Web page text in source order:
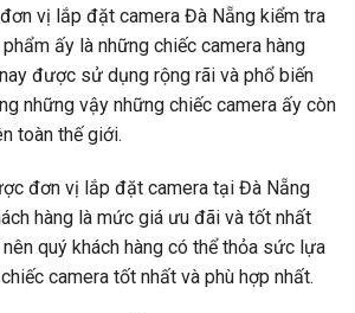
vị lắp đặt camera Đà Nẵng kiểm tra
ấy là những chiếc camera hàng
được sử dụng rộng rãi và phổ biến
những vậy những chiếc camera ấy còn
toàn thế giới.
đơn vị lắp đặt camera tại Đà Nẵng
hàng là mức giá ưu đãi và tốt nhất
quý khách hàng có thể thỏa sức lựa
camera tốt nhất và phù hợp nhất.